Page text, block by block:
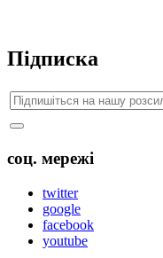
Підписка
соц. мережі
twitter
google
facebook
youtube